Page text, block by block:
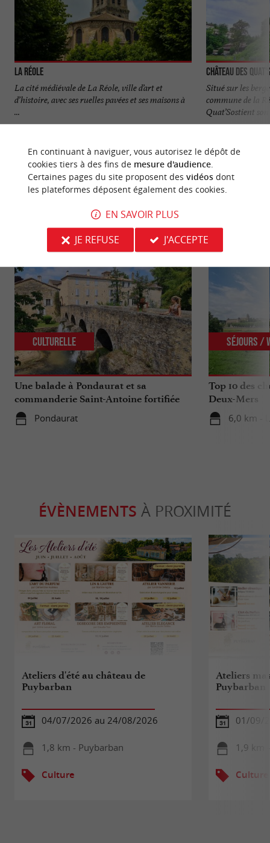
La Réole
La cité médiévale de La Réole, ville d’art et
d’histoire, avec ses ruelles pavées et ses maisons à
...
Château des
Situé sur les
commune de la
Quat’Sostient son
NOUS AVONS TESTÉPOUR VOUS
Une balade à Pondaurat et sa
commanderie Saint-Antoine fortifiée
Pondaurat
Culturelle
Top 10 des
Deux-Mers
6,0 km -
Séjours /
ÉVÈNEMENTS À PROXIMITÉ
Ateliers d'été au château de
Puybarban
04/07/2026 au 24/08/2026
1,8 km - Puybarban
Culture
Ateliers
Puybarban
01/09/
1,9 km
Culture
En continuant à naviguer, vous autorisez le dépôt de
cookies tiers à des fins de mesure d'audience.
Certaines pages du site proposent des vidéosdont
les plateformes déposent également des cookies.
EN SAVOIR PLUS
JE REFUSE
J'ACCEPTE